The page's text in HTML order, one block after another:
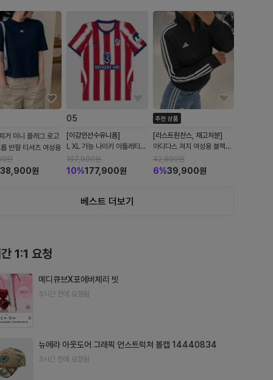
거 미니 플래그 로고
반팔 티셔츠 여성용
원
38,900원
05
[이강인선수유니폼]
L XL 가능 나이키 아틀레티코
마드리드 2026/27 스타디
움 홈 드라이핏 레플리카 저지
197,900원
10%177,900원
추천 상품
[라스트원찬스, 재고처분]
아디다스 져지 여성용 블랙
JW9786
42,800원
6%39,900원
베스트 더보기
1:1 요청
메디큐브X포에버체리 빗
3시간 전에 요청됨
뉴에라 아웃도어 그래픽 언스트럭쳐 볼캡 14440834
3시간 전에 요청됨